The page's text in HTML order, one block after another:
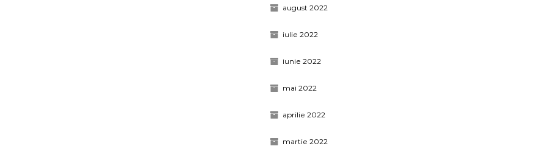
august 2022
iulie 2022
iunie 2022
mai 2022
aprilie 2022
martie 2022